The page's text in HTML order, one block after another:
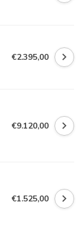
€2.395,00
€9.120,00
€1.525,00